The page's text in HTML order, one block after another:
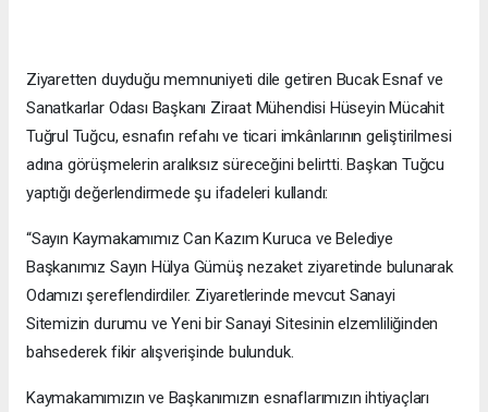
Ziyaretten duyduğu memnuniyeti dile getiren Bucak Esnaf ve
Sanatkarlar Odası Başkanı Ziraat Mühendisi Hüseyin Mücahit
Tuğrul Tuğcu, esnafın refahı ve ticari imkânlarının geliştirilmesi
adına görüşmelerin aralıksız süreceğini belirtti. Başkan Tuğcu
yaptığı değerlendirmede şu ifadeleri kullandı:
“Sayın Kaymakamımız Can Kazım Kuruca ve Belediye
Başkanımız Sayın Hülya Gümüş nezaket ziyaretinde bulunarak
Odamızı şereflendirdiler. Ziyaretlerinde mevcut Sanayi
Sitemizin durumu ve Yeni bir Sanayi Sitesinin elzemliliğinden
bahsederek fikir alışverişinde bulunduk.
Kaymakamımızın ve Başkanımızın esnaflarımızın ihtiyaçları